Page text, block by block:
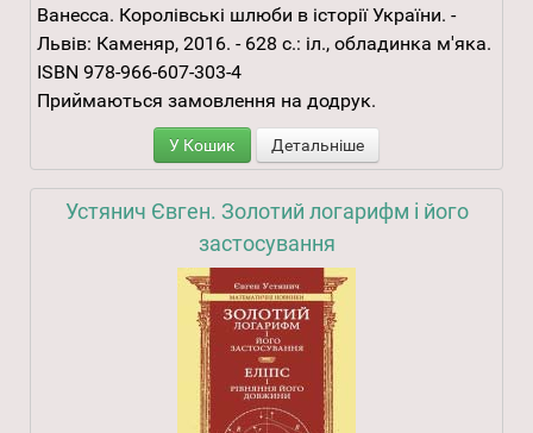
Ванесса. Королівські шлюби в історії України. -
Львів: Каменяр, 2016. - 628 с.: іл., обладинка м'яка.
ISBN 978-966-607-303-4
Приймаються замовлення на додрук.
У Кошик Детальніше
Устянич Євген. Золотий логарифм і його
застосування